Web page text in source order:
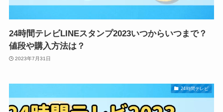
24時間テレビLINEスタンプ2023いつからいつまで？
値段や購入方法は？
2023年7月31日
24時間テレビ